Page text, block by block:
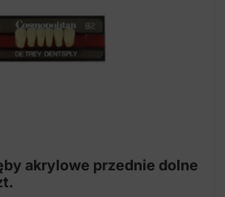
akrylowe przednie dolne